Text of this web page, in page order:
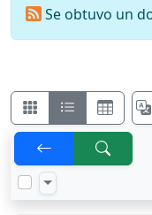
Se obtuvo un